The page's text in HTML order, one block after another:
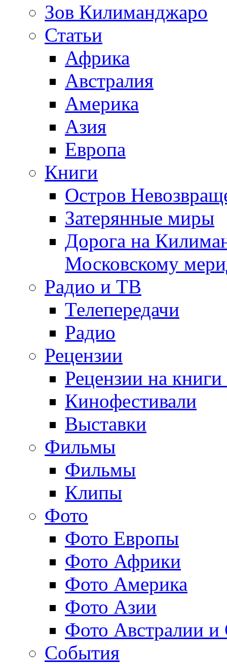
Зов Килиманджаро
Статьи
Африка
Австралия
Америка
Азия
Европа
Книги
Остров
Затерянные миры
Дорога на
Московскому
Радио и ТВ
Телепередачи
Радио
Рецензии
Рецензии на
Кинофестивали
Выставки
Фильмы
Фильмы
Клипы
Фото
Фото Европы
Фото Африки
Фото Америка
Фото Азии
Фото Австралии и
События